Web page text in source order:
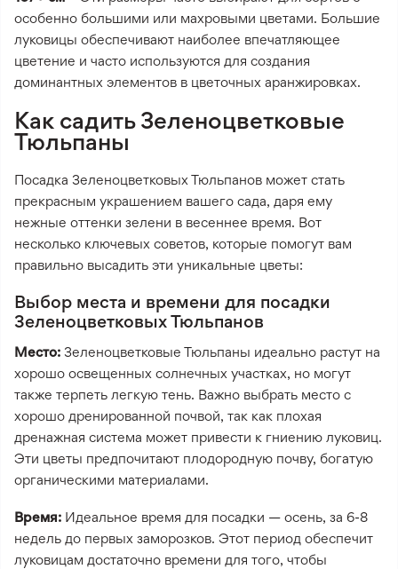
особенно большими или махровыми цветами. Большие
луковицы обеспечивают наиболее впечатляющее
цветение и часто используются для создания
доминантных элементов в цветочных аранжировках.
Как садить Зеленоцветковые
Тюльпаны
Посадка Зеленоцветковых Тюльпанов может стать
прекрасным украшением вашего сада, даря ему
нежные оттенки зелени в весеннее время. Вот
несколько ключевых советов, которые помогут вам
правильно высадить эти уникальные цветы:
Выбор места и времени для посадки
Зеленоцветковых Тюльпанов
Место: Зеленоцветковые Тюльпаны идеально растут на
хорошо освещенных солнечных участках, но могут
также терпеть легкую тень. Важно выбрать место с
хорошо дренированной почвой, так как плохая
дренажная система может привести к гниению луковиц.
Эти цветы предпочитают плодородную почву, богатую
органическими материалами.
Время: Идеальное время для посадки — осень, за 6-8
недель до первых заморозков. Этот период обеспечит
луковицам достаточно времени для того, чтобы